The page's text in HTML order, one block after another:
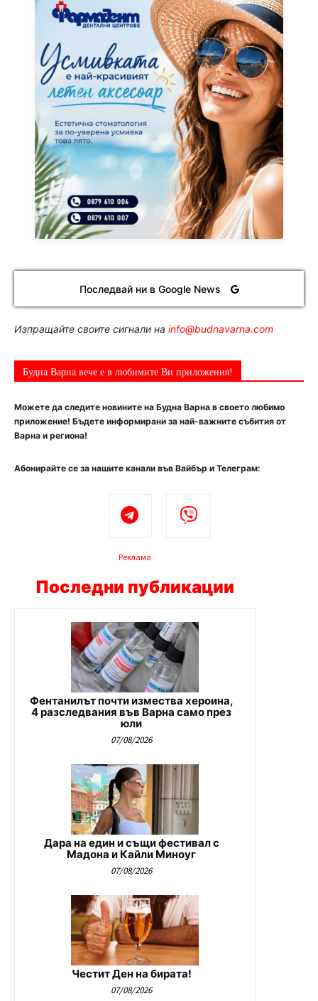
Последвай ни в Google News
Изпращайте своите сигнали на info@budnavarna.com
Будна Варна вече е в любимите Ви приложения!
Можете да следите новините на Будна Варна в своето любимо
приложение! Бъдете информирани за най-важните събития от
Варна и региона!
Абонирайте се за нашите канали във Вайбър и Телеграм:
Реклама
Последни публикации
Фентанилът почти измества хероина,
4 разследвания във Варна само през
юли
07/08/2026
Дара на един и същи фестивал с
Мадона и Кайли Миноуг
07/08/2026
Честит Ден на бирата!
07/08/2026